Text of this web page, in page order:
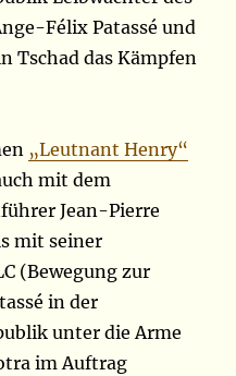
Félix Patassé und
Tschad das Kämpfen
„Leutnant Henry“
mit dem
Jean-Pierre
mit seiner
(Bewegung zur
in der
unter die Arme
im Auftrag